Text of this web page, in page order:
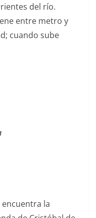
del río.
entre metro y
cuando sube
la